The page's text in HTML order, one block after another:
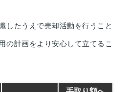
したうえで売却活動を行うこと
の計画をより安心して立てるこ